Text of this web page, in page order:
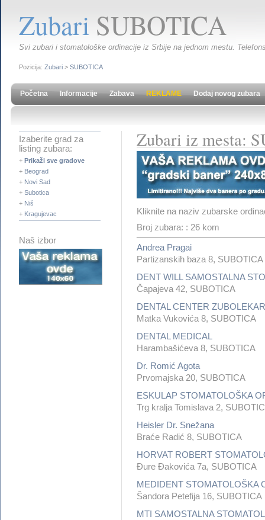
Zubari SUBOTICA
Svi zubari i stomatološke ordinacije iz Srbije na jednom mestu.
Pozicija: Zubari > SUBOTICA
Početna Informacije Zabava REKLAME Dodaj novog zubara
Izaberite grad za
listing zubara:
+ Prikaži sve gradove
+ Beograd
+ Novi Sad
+ Subotica
+ Niš
+ Kragujevac
Naš izbor
Zubari iz mesta:
Kliknite na naziv zubarske
Broj zubara: : 26 kom
Andrea Pragai
Partizanskih baza 8, SUBOTICA
DENT WILL SAMOSTALNA
Čapajeva 42, SUBOTICA
DENTAL CENTER
Matka Vukovića 8, SUBOTICA
DENTAL MEDICAL
Harambašićeva 8, SUBOTICA
Dr. Romić Agota
Prvomajska 20, SUBOTICA
ESKULAP STOMATOLOŠKA
Trg kralja Tomislava 2,
Heisler Dr. Snežana
Braće Radić 8, SUBOTICA
HORVAT ROBERT
Đure Đakovića 7a, SUBOTICA
MEDIDENT STOMATOLOŠKA
Šandora Petefija 16, SUBOTICA
MTI SAMOSTALNA